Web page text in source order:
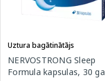
Uztura bagātinātājs
NERVOSTRONG Sleep
Formula kapsulas, 30